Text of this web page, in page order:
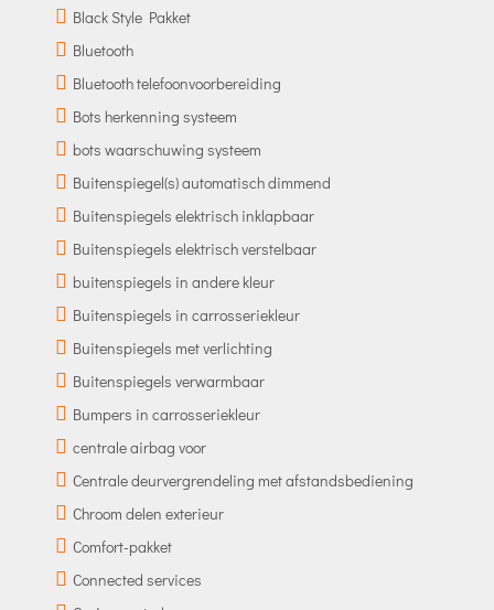
Black Style Pakket
Bluetooth
Bluetooth telefoonvoorbereiding
Bots herkenning systeem
bots waarschuwing systeem
Buitenspiegel(s) automatisch dimmend
Buitenspiegels elektrisch inklapbaar
Buitenspiegels elektrisch verstelbaar
buitenspiegels in andere kleur
Buitenspiegels in carrosseriekleur
Buitenspiegels met verlichting
Buitenspiegels verwarmbaar
Bumpers in carrosseriekleur
centrale airbag voor
Centrale deurvergrendeling met afstandsbediening
Chroom delen exterieur
Comfort-pakket
Connected services